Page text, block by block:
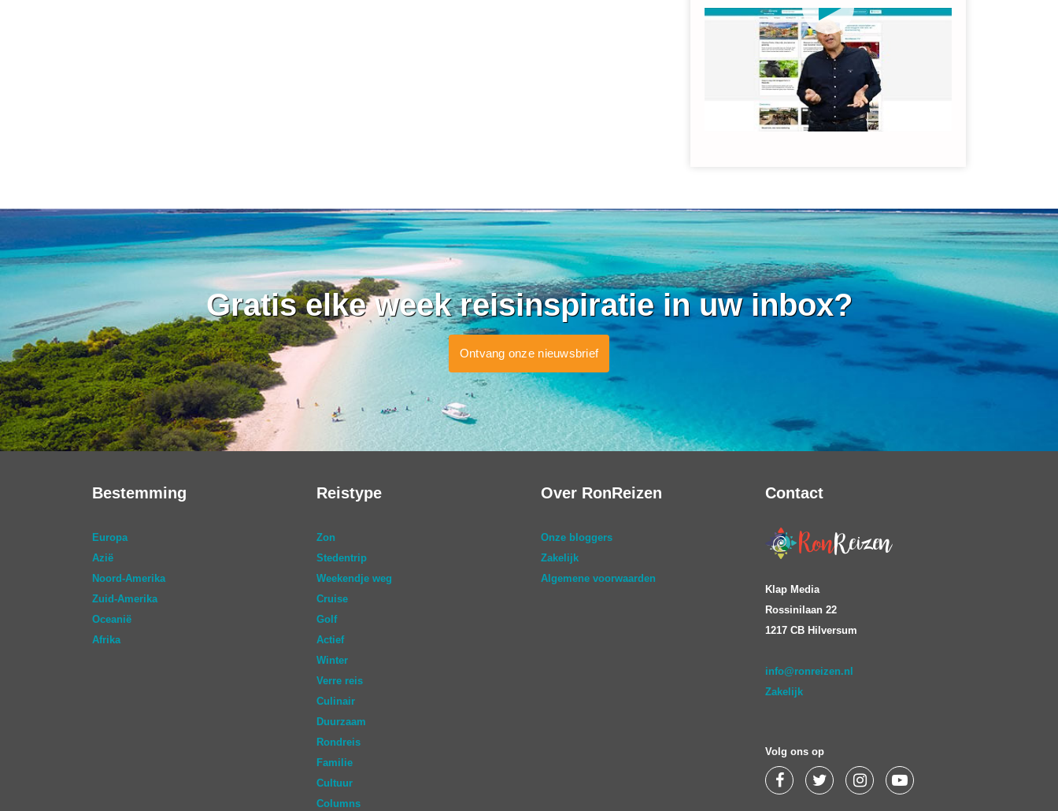
Gratis elke week reisinspiratie in uw inbox?
Ontvang onze nieuwsbrief
Bestemming
Europa
Azië
Noord-Amerika
Zuid-Amerika
Oceanië
Afrika
Reistype
Zon
Stedentrip
Weekendje weg
Cruise
Golf
Actief
Winter
Verre reis
Culinair
Duurzaam
Rondreis
Familie
Cultuur
Columns
Over RonReizen
Onze bloggers
Zakelijk
Algemene voorwaarden
Contact
Klap Media
Rossinilaan 22
1217 CB Hilversum
info@ronreizen.nl
Zakelijk
Volg ons op